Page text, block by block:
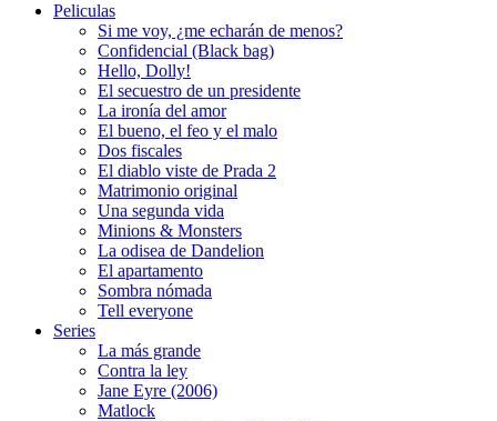
Peliculas
Si me voy, ¿me echarán de menos?
Confidencial (Black bag)
Hello, Dolly!
El secuestro de un presidente
La ironía del amor
El bueno, el feo y el malo
Dos fiscales
El diablo viste de Prada 2
Matrimonio original
Una segunda vida
Minions & Monsters
La odisea de Dandelion
El apartamento
Sombra nómada
Tell everyone
Series
La más grande
Contra la ley
Jane Eyre (2006)
Matlock